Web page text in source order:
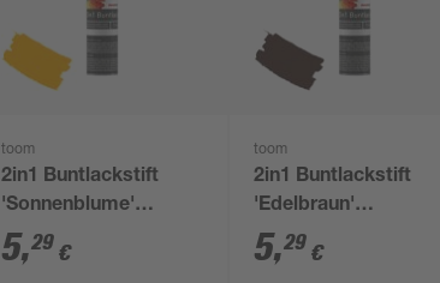
toom
2in1 Buntlackstift
'Sonnenblume'
orangegelb glänzend
12 ml
5,29 €
toom
2in1 Buntlackstift
'Edelbraun'
schokobraun matt 12
ml
5,29 €